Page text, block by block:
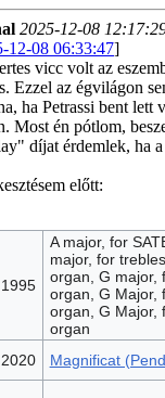
2025-12-08
12-08 06:33:47]
vicc volt az
Ezzel az égvilágon
ha Petrassi bent lett
Most én pótlom,
díjat érdemlek, ha
előtt:
1995
A major, for
major, for
organ, G major,
organ, G Major,
organ, G Major,
organ
2020 Magnificat